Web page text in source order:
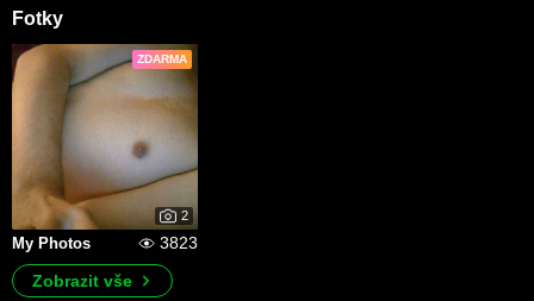
Fotky
ZDARMA
2
My Photos
3823
Zobrazit vše